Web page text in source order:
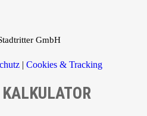
GmbH
| Cookies & Tracking